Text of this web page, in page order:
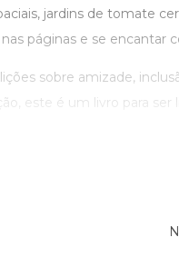
jardins de tomate
páginas e se encantar
sobre amizade,
este é um livro para